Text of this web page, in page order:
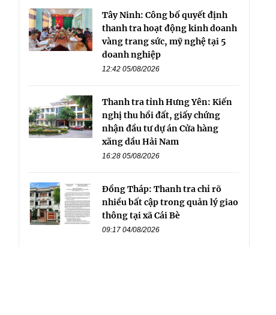
Tây Ninh: Công bố quyết định
thanh tra hoạt động kinh doanh
vàng trang sức, mỹ nghệ tại 5
doanh nghiệp
12:42 05/08/2026
Thanh tra tỉnh Hưng Yên: Kiến
nghị thu hồi đất, giấy chứng
nhận đầu tư dự án Cửa hàng
xăng dầu Hải Nam
16:28 05/08/2026
Đồng Tháp: Thanh tra chỉ rõ
nhiều bất cập trong quản lý giao
thông tại xã Cái Bè
09:17 04/08/2026